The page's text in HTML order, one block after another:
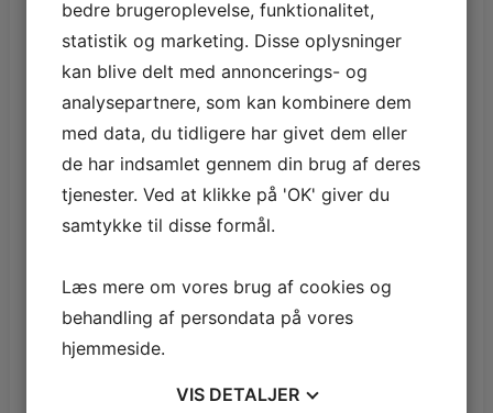
juni 2022
maj 2022
marts 2022
februar 2022
januar 2022
december 2021
november 2021
bedre brugeroplevelse, funktionalitet,
statistik og marketing. Disse oplysninger
kan blive delt med annoncerings- og
analysepartnere, som kan kombinere dem
med data, du tidligere har givet dem eller
de har indsamlet gennem din brug af deres
tjenester. Ved at klikke på 'OK' giver du
samtykke til disse formål.
Læs mere om vores brug af cookies og
behandling af persondata på vores
hjemmeside.
VIS DETALJER